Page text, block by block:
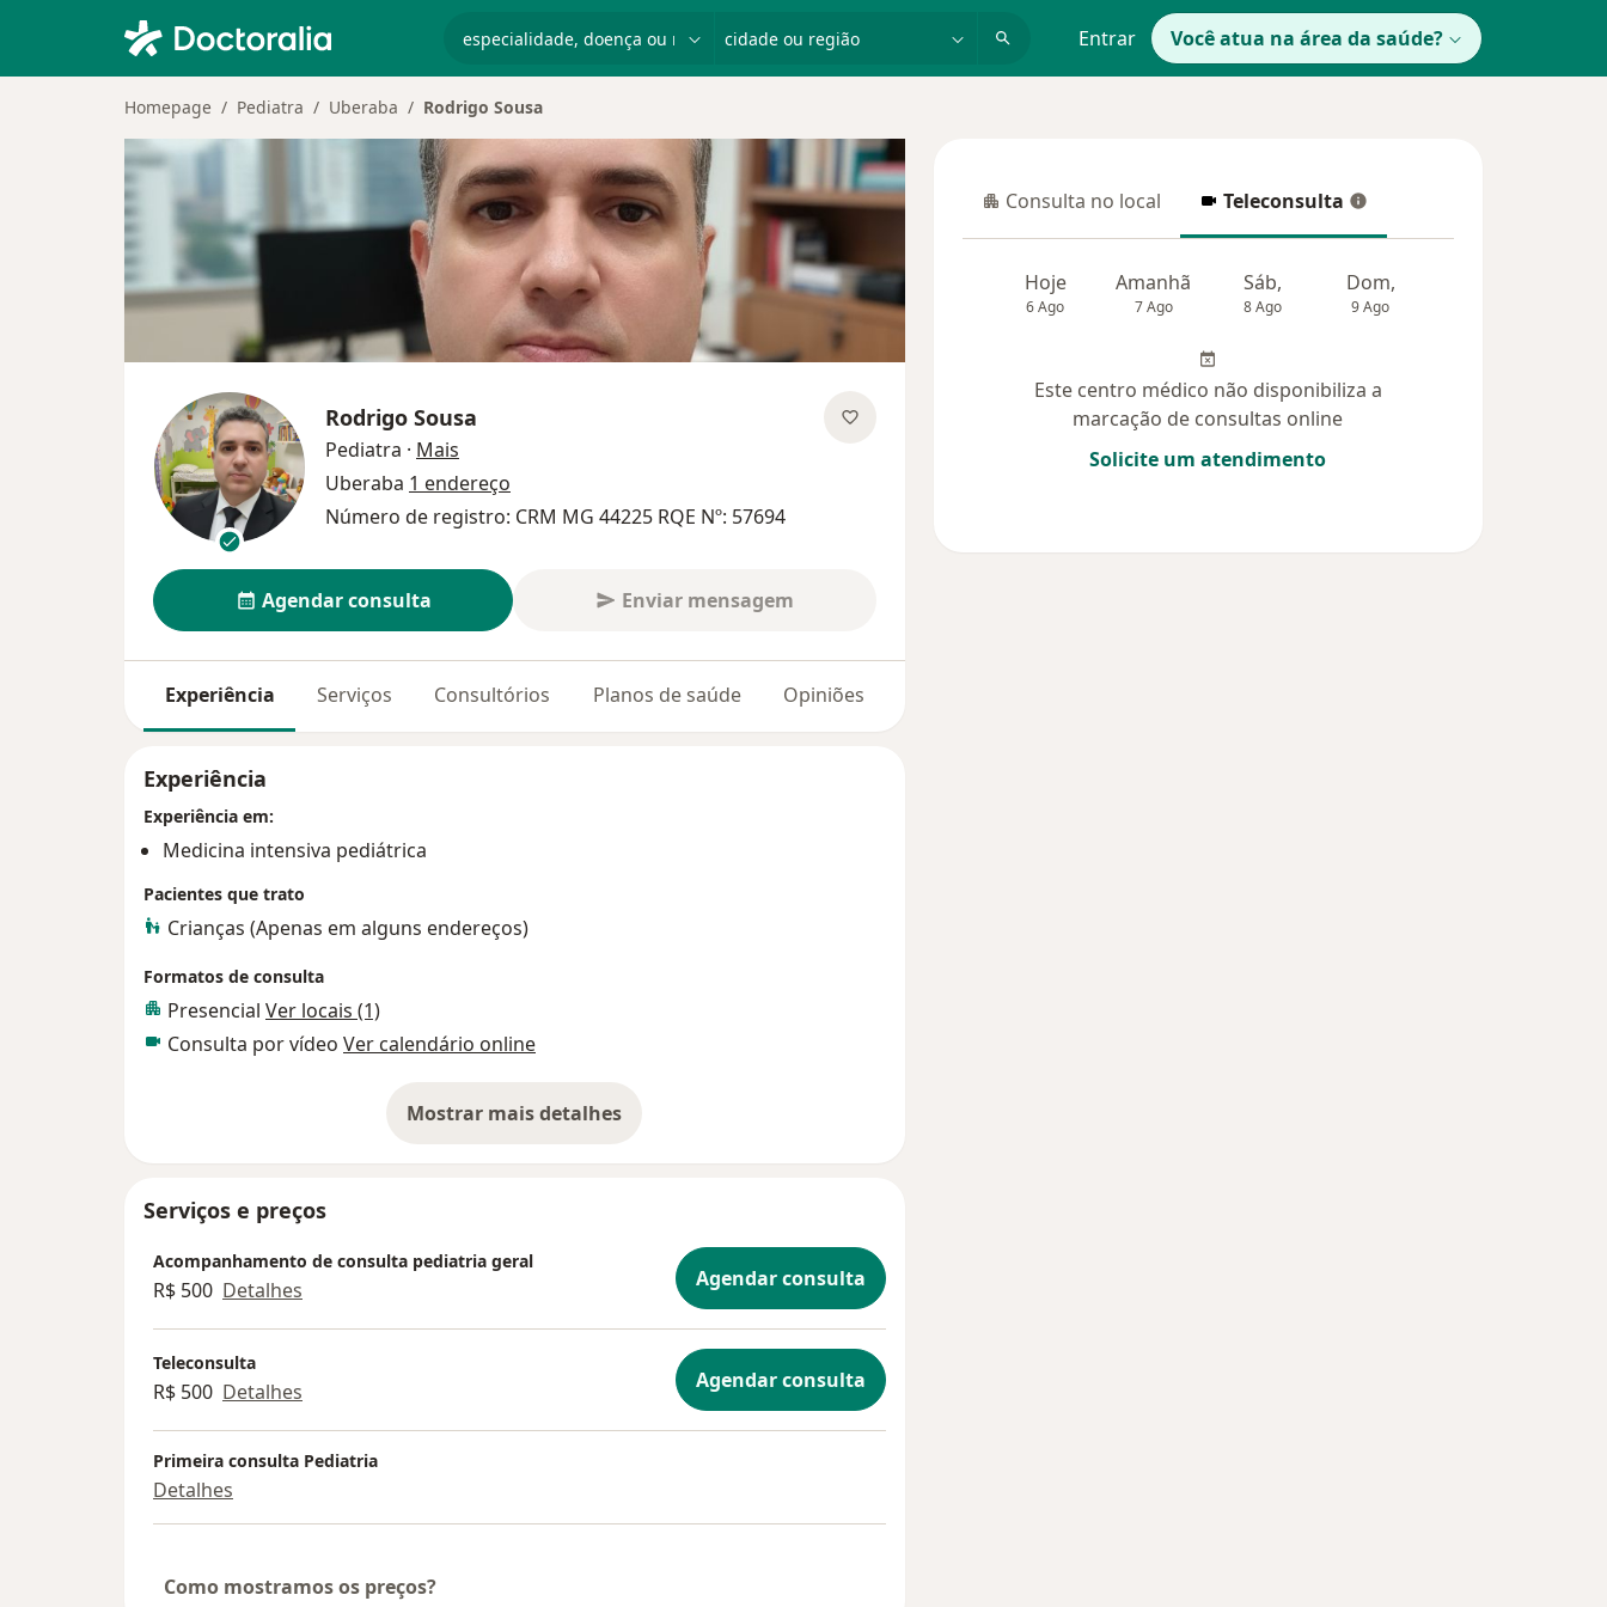
Entrar Você atua na área da saúde?
Homepage Pediatra Uberaba Rodrigo Sousa
Rodrigo Sousa
Pediatra · Mais
Uberaba 1 endereço
Número de registro: CRM MG 44225 RQE Nº: 57694
Agendar consulta Enviar mensagem
Experiência Serviços Consultórios Planos de saúde Opiniões
Experiência
Experiência em:
Medicina intensiva pediátrica
Pacientes que trato
Crianças (Apenas em alguns endereços)
Formatos de consulta
Presencial Ver locais (1)
Consulta por vídeo Ver calendário online
Mostrar mais detalhes
sobre a experiência
Serviços e preços
Acompanhamento de consulta pediatria geral
R$ 500 Detalhes Agendar consulta
Teleconsulta
R$ 500 Detalhes Agendar consulta
Primeira consulta Pediatria
Detalhes
Como mostramos os preços?
Consulta no local
Consulta no local Teleconsulta
Teleconsulta
Hoje
6 Ago
Amanhã
7 Ago
Sáb,
8 Ago
Dom,
9 Ago
Este centro médico não disponibiliza a
marcação de consultas online
Solicite um atendimento